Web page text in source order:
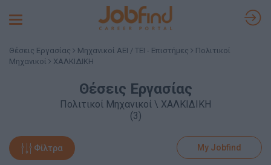
Toggle
Θέσεις Εργασίας Μηχανικοί ΑΕΙ / ΤΕΙ - Επιστήμες
Πολιτικοί
Μηχανικοί
ΧΑΛΚΙΔΙΚΗ
Θέσεις Εργασίας
Πολιτικοί Μηχανικοί \ ΧΑΛΚΙΔΙΚΗ
(3)
Φίλτρα My Jobfind